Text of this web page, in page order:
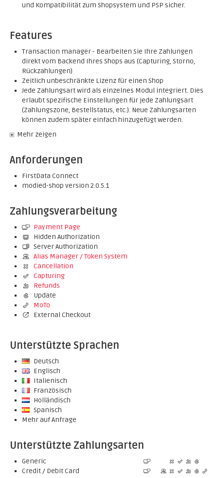
und Kompatibilität zum Shopsystem und PSP sicher.
Features
Transaction manager - Bearbeiten Sie Ihre Zahlungen
direkt vom Backend Ihres Shops aus (Capturing, Storno,
Rückzahlungen)
Zeitlich unbeschränkte Lizenz für einen Shop
Jede Zahlungsart wird als einzelnes Modul integriert. Dies
erlaubt spezifische Einstellungen für jede Zahlungsart
(Zahlungszone, Bestellstatus, etc.). Neue Zahlungsarten
können zudem später einfach hinzugefügt werden.
Mehr zeigen
Anforderungen
FirstData Connect
modied-shop version 2.0.5.1
Zahlungsverarbeitung
Payment Page
Hidden Authorization
Server Authorization
Alias Manager / Token System
Cancellation
Capturing
Refunds
Update
MoTo
External Checkout
Unterstützte Sprachen
Deutsch
Englisch
Italienisch
Französisch
Holländisch
Spanisch
Mehr auf Anfrage
Unterstützte Zahlungsarten
Generic
Credit / Debit Card